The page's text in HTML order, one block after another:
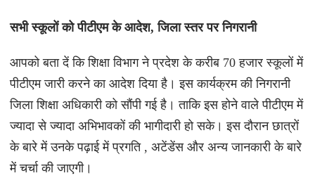
सभी स्कूलों को पीटीएम के आदेश, जिला स्तर पर निगरानी
आपको बता दें कि शिक्षा विभाग ने प्रदेश के करीब 70 हजार स्कूलों में
पीटीएम जारी करने का आदेश दिया है। इस कार्यक्रम की निगरानी
जिला शिक्षा अधिकारी को सौंपी गई है। ताकि इस होने वाले पीटीएम में
ज्यादा से ज्यादा अभिभावकों की भागीदारी हो सके। इस दौरान छात्रों
के बारे में उनके पढ़ाई में प्रगति , अटेंडेंस और अन्य जानकारी के बारे
में चर्चा की जाएगी।